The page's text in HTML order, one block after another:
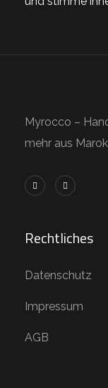
Myrocco –
mehr aus
Rechtliches
Datenschutz
Impressum
AGB